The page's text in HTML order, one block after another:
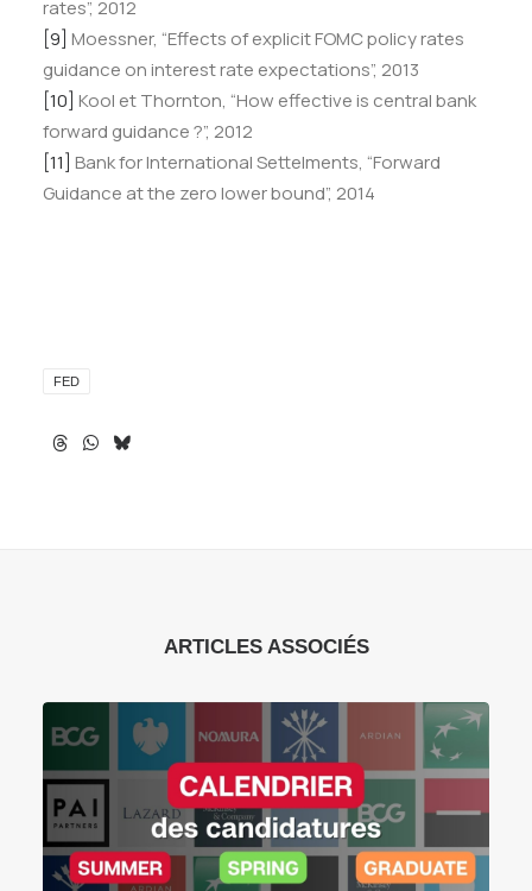
rates”, 2012
[9] Moessner, “Effects of explicit FOMC policy rates
guidance on interest rate expectations”, 2013
[10] Kool et Thornton, “How effective is central bank
forward guidance ?”, 2012
[11] Bank for International Settelments, “Forward
Guidance at the zero lower bound”, 2014
FED
ARTICLES ASSOCIÉS